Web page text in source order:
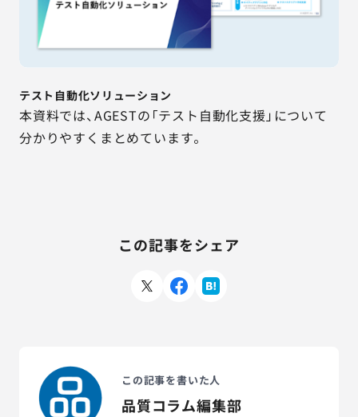
テスト自動化ソリューション
本資料では、AGESTの「テスト自動化支援」について
分かりやすくまとめています。
この記事をシェア
この記事を書いた人
品質コラム編集部